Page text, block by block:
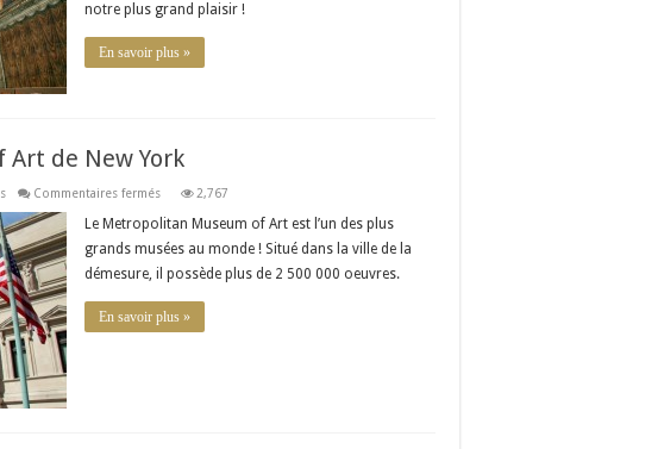
lorsqu’on se penche sur le parcours d’Alma Deutscher. N…
notre plus grand plaisir !
En savoir plus »
de New York
Commentaires ferméssur
Metropolitan
of
de
York
2,767
Le Metropolitan Museum of Art est l’un des plus
grands musées au monde ! Situé dans la ville de la
démesure, il possède plus de 2 500 000 oeuvres.
En savoir plus »